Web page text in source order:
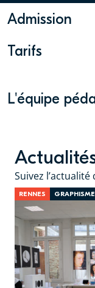
Admission
Tarifs
L'équipe
Suivez l’actualité
RENNES